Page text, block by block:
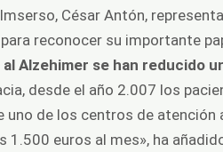
César Antón,
reconocer su importante
al Alzehimer se han reducido
desde el año 2.007 los
uno de los centros de atención
1.500 euros al mes», ha